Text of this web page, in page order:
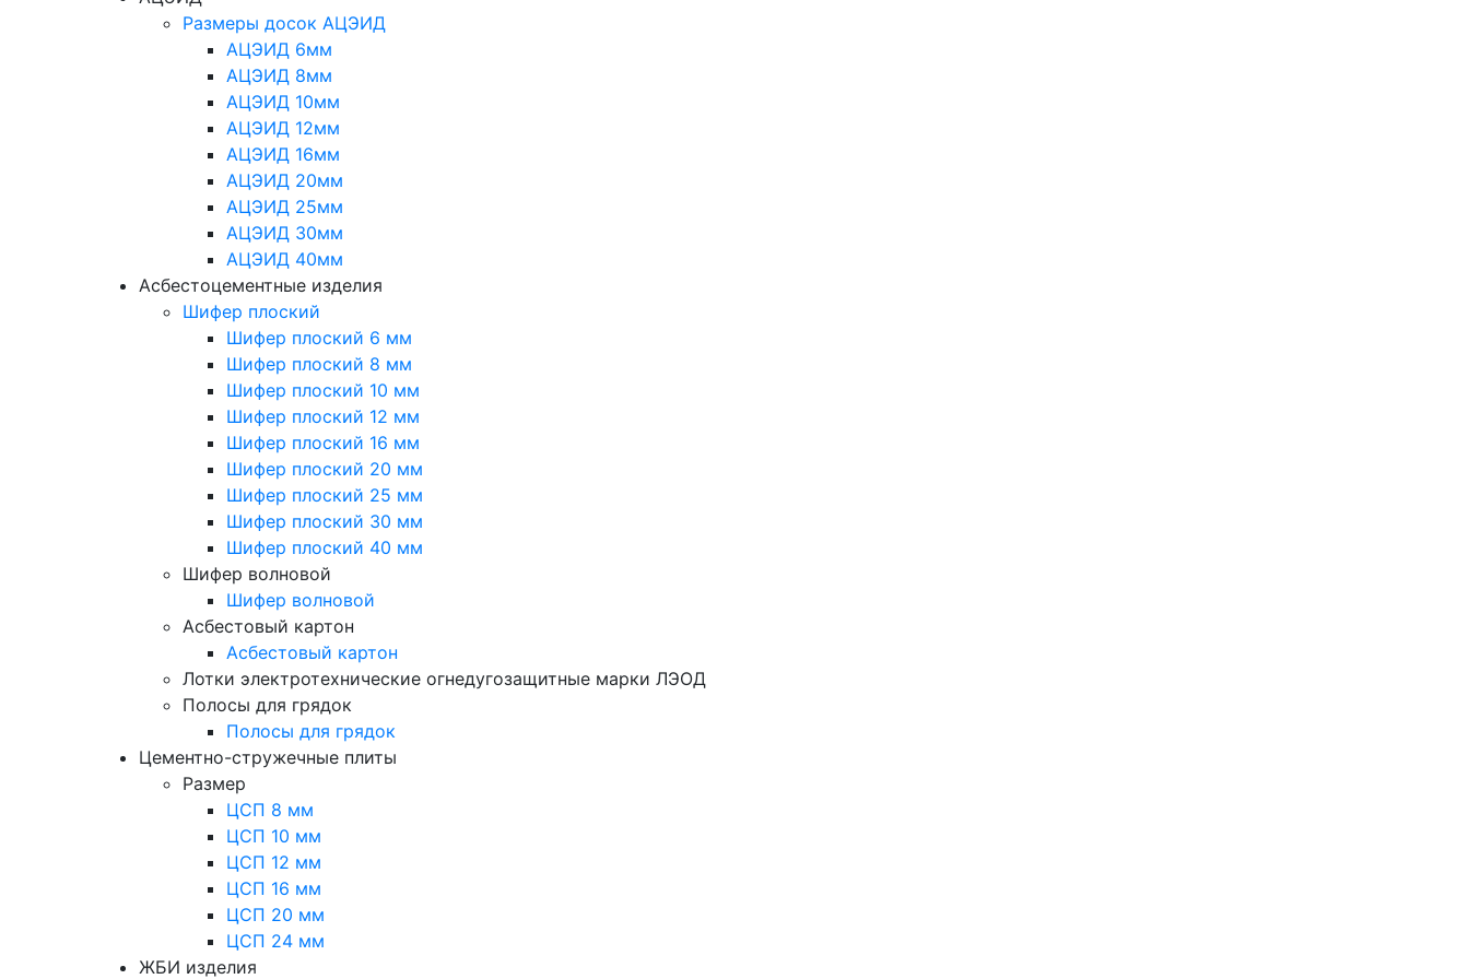
Размеры досок АЦЭИД
АЦЭИД 6мм
АЦЭИД 8мм
АЦЭИД 10мм
АЦЭИД 12мм
АЦЭИД 16мм
АЦЭИД 20мм
АЦЭИД 25мм
АЦЭИД 30мм
АЦЭИД 40мм
Асбестоцементные изделия
Шифер плоский
Шифер плоский 6 мм
Шифер плоский 8 мм
Шифер плоский 10 мм
Шифер плоский 12 мм
Шифер плоский 16 мм
Шифер плоский 20 мм
Шифер плоский 25 мм
Шифер плоский 30 мм
Шифер плоский 40 мм
Шифер волновой
Шифер волновой
Асбестовый картон
Асбестовый картон
Лотки электротехнические огнедугозащитные марки ЛЭОД
Полосы для грядок
Полосы для грядок
Цементно-стружечные плиты
Размер
ЦСП 8 мм
ЦСП 10 мм
ЦСП 12 мм
ЦСП 16 мм
ЦСП 20 мм
ЦСП 24 мм
ЖБИ изделия